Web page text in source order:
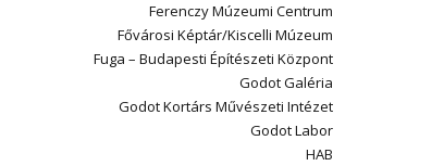
Ferenczy Múzeumi Centrum
Fővárosi Képtár/Kiscelli Múzeum
Fuga – Budapesti Építészeti Központ
Godot Galéria
Godot Kortárs Művészeti Intézet
Godot Labor
HAB